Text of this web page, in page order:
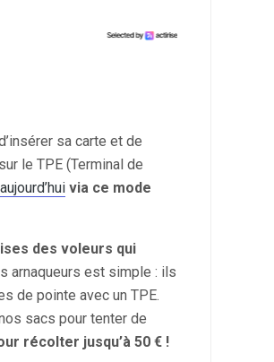
sa carte et de
le TPE (Terminal de
via ce mode
des voleurs qui
arnaqueurs est simple : ils
de pointe avec un TPE.
sacs pour tenter de
récolter jusqu’à 50 € !